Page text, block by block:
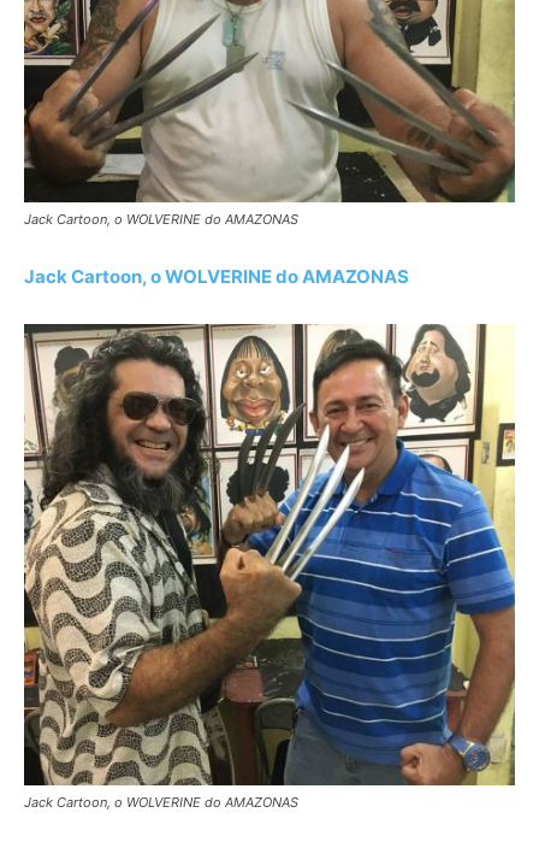
Jack Cartoon, o WOLVERINE do AMAZONAS
Jack Cartoon, o WOLVERINE do AMAZONAS
Jack Cartoon, o WOLVERINE do AMAZONAS